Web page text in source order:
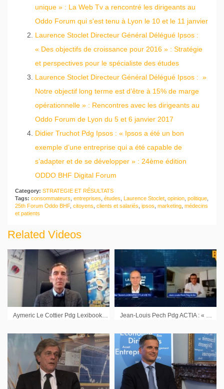
unique » : La Web Tv a rencontré les dirigeants au
Oddo Forum qui s'est tenu à Lyon le 10 et le 11 janvier
Laurence Stoclet Directeur Général Délégué Ipsos :
« Des objectifs de croissance pour 2016 » : Stratégie
et perspectives pour le spécialiste des études
Laurence Stoclet Directeur Général Délégué Ipsos : »
Notre objectif long terme est d’être à 15% de marge
opérationnelle » : Rencontres avec les dirigeants au
Oddo Forum de Lyon du 5 et 6 janvier 2017
Didier Truchot Pdg Ipsos : « Ipsos a été un bon
exemple d’une entreprise qui a été capable de
s’adapter et de se développer » : 24ème édition
ODDO BHF Digital Forum
Category: STRATEGIE ET RÉSULTATS
Tags: consommateurs entreprises études Laurence Stoclet opinion politique
25th Forum Oddo BHF, citoyens clients et salariés ipsos marketing médecins
et patients
Related Videos
Aymeric Le Cottier Pdg Lexibook : « Aller jusqu’au bout de la transformation digitale » Jean-Louis Pech Pdg ACTIA : « La crise des composants provoque aussi une accélération de l’innovation »